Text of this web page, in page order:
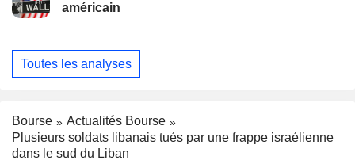
américain
Toutes les analyses
Bourse
Actualités Bourse
Plusieurs soldats libanais tués par une frappe israélienne
dans le sud du Liban